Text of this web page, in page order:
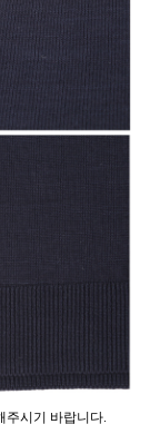
주시기 바랍니다.